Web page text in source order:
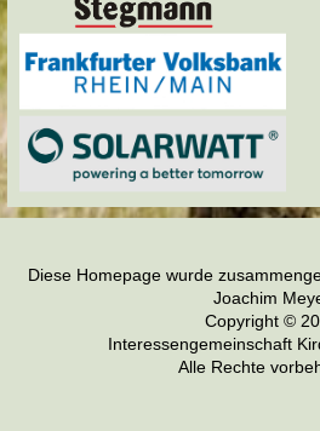
Diese Homepage wurde
Joachim
Copyright ©
Interessengemeinschaft
Alle Rechte